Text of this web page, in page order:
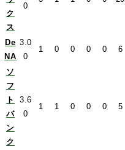
ク
ス
0
De
NA
3.0
0
1 0 0 0 0 6
ソ
フ
ト
バ
ン
ク
3.6
0
1 1 0 0 0 5